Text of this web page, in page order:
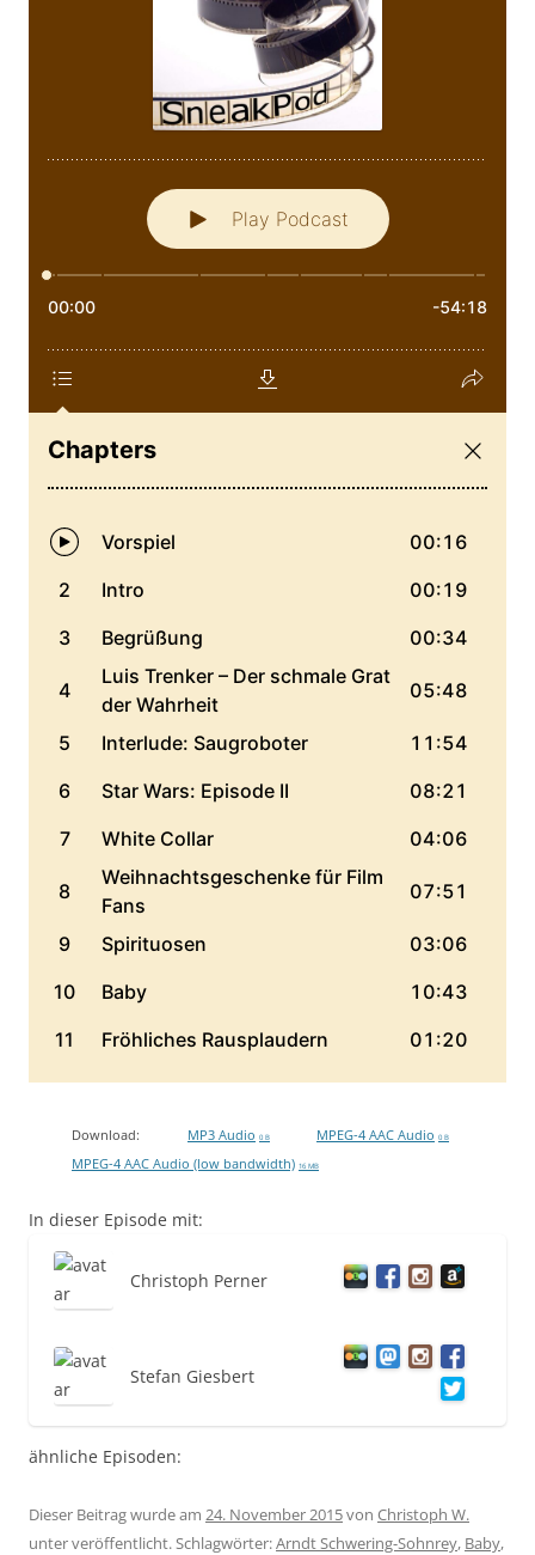
Download: MP3 Audio 0 B MPEG-4 AAC Audio 0 B
MPEG-4 AAC Audio (low bandwidth) 16 MB
In dieser Episode mit:
Christoph Perner
Stefan Giesbert
ähnliche Episoden:
Dieser Beitrag wurde am 24. November 2015von Christoph W.
unter veröffentlicht. Schlagwörter:Arndt Schwering-Sohnrey, Baby,